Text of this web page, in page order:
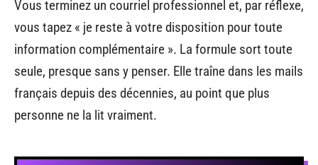
Vous terminez un courriel professionnel et, par réflexe,
vous tapez « je reste à votre disposition pour toute
information complémentaire ». La formule sort toute
seule, presque sans y penser. Elle traîne dans les mails
français depuis des décennies, au point que plus
personne ne la lit vraiment.